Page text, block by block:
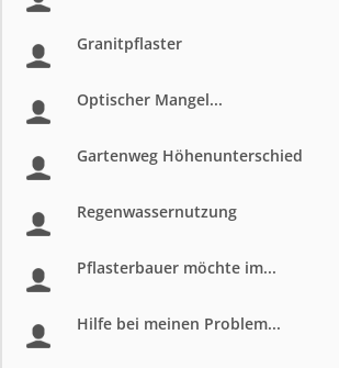
Granitpflaster
Optischer Mangel...
Gartenweg Höhenunterschied
Regenwassernutzung
Pflasterbauer möchte im...
Hilfe bei meinen Problem...